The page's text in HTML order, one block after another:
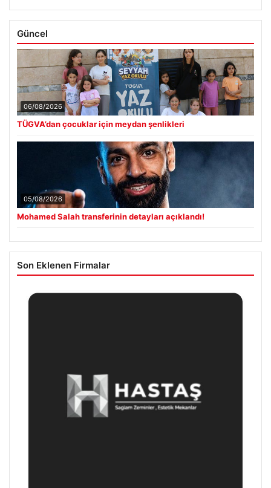
Güncel
06/08/2026
TÜGVA’dan çocuklar için meydan şenlikleri
05/08/2026
Mohamed Salah transferinin detayları açıklandı!
Son Eklenen Firmalar